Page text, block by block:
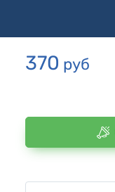
370 руб